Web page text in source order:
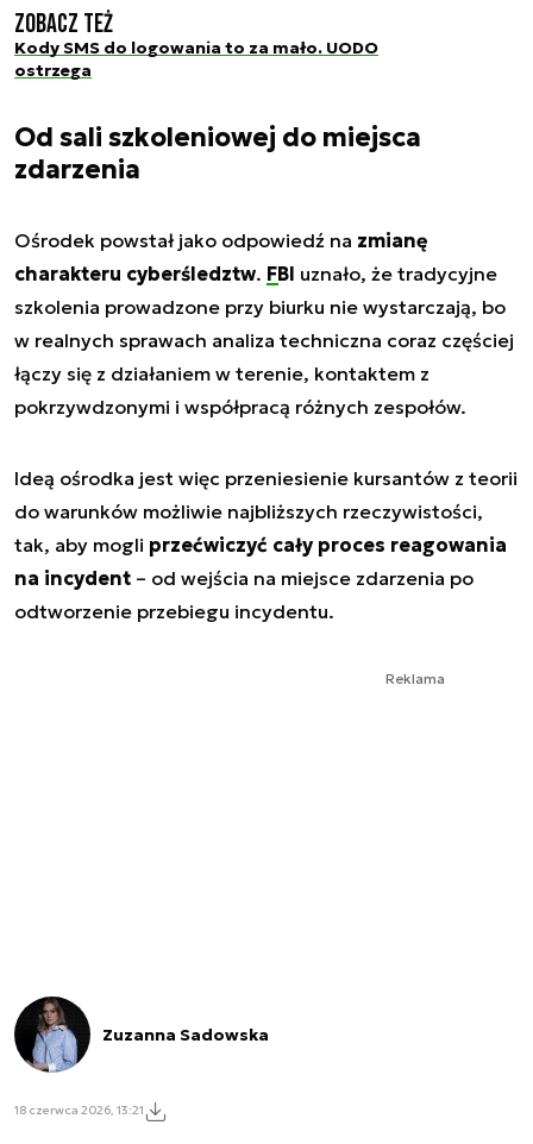
Zobacz też
Kody SMS do logowania to za mało. UODO
ostrzega
Od sali szkoleniowej do miejsca
zdarzenia
Ośrodek powstał jako odpowiedź na zmianę
charakteru cyberśledztw. FBI uznało, że tradycyjne
szkolenia prowadzone przy biurku nie wystarczają, bo
w realnych sprawach analiza techniczna coraz częściej
łączy się z działaniem w terenie, kontaktem z
pokrzywdzonymi i współpracą różnych zespołów.
Ideą ośrodka jest więc przeniesienie kursantów z teorii
do warunków możliwie najbliższych rzeczywistości,
tak, aby mogli przećwiczyć cały proces reagowania
na incydent – od wejścia na miejsce zdarzenia po
odtworzenie przebiegu incydentu.
Reklama
Zuzanna Sadowska
18 czerwca 2026, 13:21